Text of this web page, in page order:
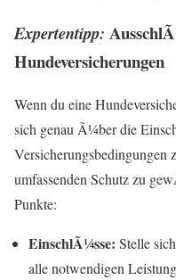
Expertentipp:
Hundeversicherungen
Wenn du eine
sich genau Ã¼ber die
Versicherungsbedingungen
umfassenden Schutz zu
Punkte:
EinschlÃ¼sse: Stelle
alle notwendigen